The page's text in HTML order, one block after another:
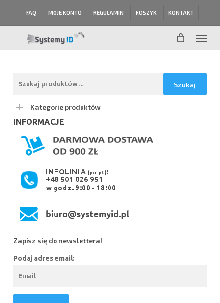
FAQ MOJE KONTO REGULAMIN KOSZYK KONTAKT
Menu
Szukaj
Kategorie produktów
INFORMACJE
Zapisz się do newslettera!
Podaj adres email: